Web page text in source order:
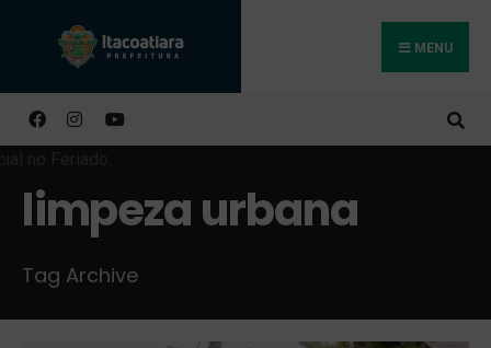
MENU
limpeza urbana
Tag Archive
Buscar